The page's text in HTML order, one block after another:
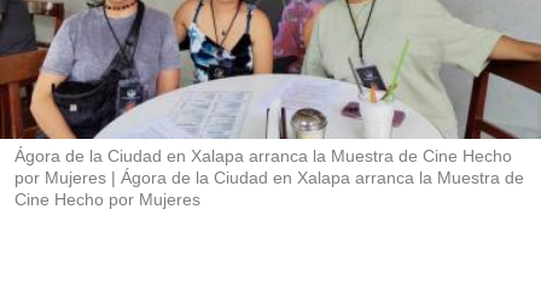
p
a
r
t
i
r
Ágora de la Ciudad en Xalapa arranca la Muestra de Cine Hecho
por Mujeres
Ágora de la Ciudad en Xalapa arranca la Muestra de
Cine Hecho por Mujeres